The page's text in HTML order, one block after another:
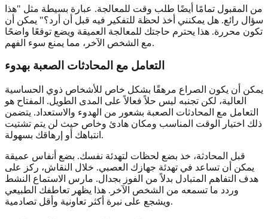
من المقبول تمامًا أيضًا طلب وقت للمعالجة. عبارة بسيطة مثل "هذا
سؤال رائع. هل يمكنني أخذ لحظة للتفكير فيه قبل أن أرد؟" يمكن أن
تكون محررة. هذا يحترم حاجتك للمعالجة العميقة ويضع توقعًا واضحًا
مع الشخص الآخر، مما يمنع سوء الفهم.
التعامل مع المحادثات الصعبة بهدوء
يمكن أن يكون الصراع مرهقًا بشكل خاص للأشخاص ذوي الحساسية
العالية، لكن تجنبه ليس حلاً فعالاً على المدى الطويل. المفتاح هو
التعامل مع المحادثات الصعبة بشعور من الهدوء والاستعداد. يتضمن
ذلك اختيار الوقت المناسب ومكان هادئ وخاص حيث لن يتم تشتيت
انتباهك أو إرهاقك بسهولة.
قبل المحادثة، خذ بضع لحظات لتهدئة نفسك. بضع أنفاس عميقة
يمكن أن تساعد في تهدئة جهازك العصبي. خلال النقاش، ركز على
هدف التفاهم المتبادل بدلاً من الفوز بجدال. مارس الاستماع النشط
وردد ما تسمعه من الشخص الآخر. هذا يظهر تعاطفك الطبيعي
ويشجع على نبرة أكثر تعاونية وأقل تصادمية.